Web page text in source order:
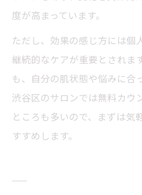
度が高まっています。
ただし、効果の感じ方には個
継続的なケアが重要とされま
も、自分の肌状態や悩みに合
渋谷区のサロンでは無料カウ
ところも多いので、まずは気
すすめします。